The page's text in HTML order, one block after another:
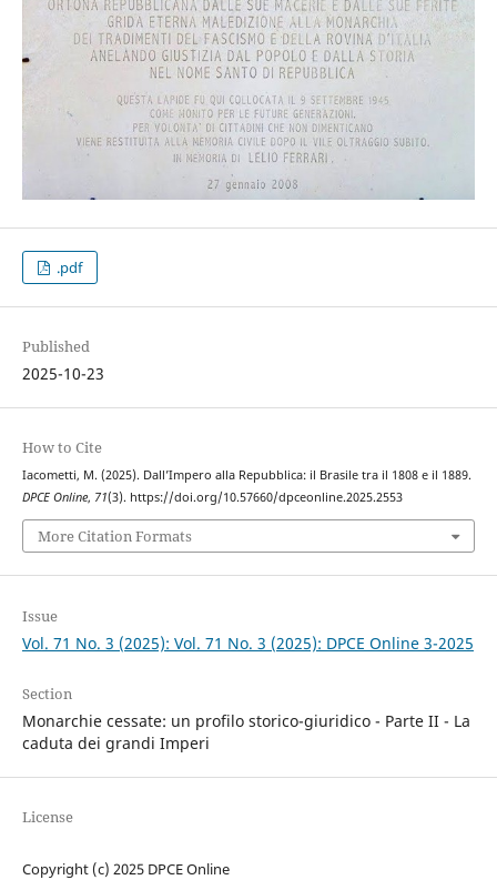
.pdf
Published
2025-10-23
How to Cite
Iacometti, M. (2025). Dall’Impero alla Repubblica: il Brasile tra il 1808 e il 1889.
DPCE Online, 71(3). https://doi.org/10.57660/dpceonline.2025.2553
More Citation Formats
Issue
Vol. 71 No. 3 (2025): Vol. 71 No. 3 (2025): DPCE Online 3-2025
Section
Monarchie cessate: un profilo storico-giuridico - Parte II - La
caduta dei grandi Imperi
License
Copyright (c) 2025 DPCE Online